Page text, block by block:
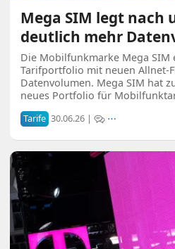
Mega SIM legt nach
deutlich mehr
Die Mobilfunkmarke Mega
Tarifportfolio mit neuen Allnet-
Datenvolumen. Mega SIM hat
neues Portfolio für
Tarife 30.06.26 | ⋯